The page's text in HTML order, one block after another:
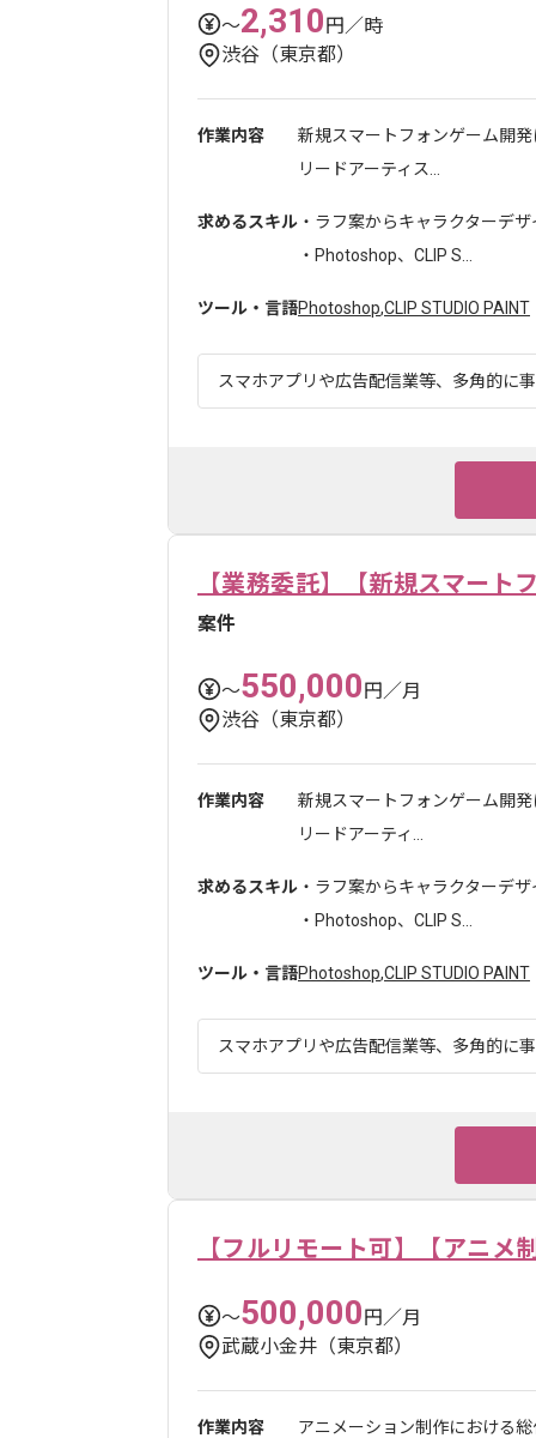
〜2,310円／時
渋谷（東京都）
作業内容
新規スマートフォンゲーム開
リードアーティス...
求めるスキル ・ラフ案からキャラクターデ
・Photoshop、CLIP S...
ツール・言語Photoshop,CLIP STUDIO PAINT
スマホアプリや広告配信業等、多角的に
【業務委託】【新規スマート
案件
〜550,000円／月
渋谷（東京都）
作業内容
新規スマートフォンゲーム開
リードアーティ...
求めるスキル ・ラフ案からキャラクターデ
・Photoshop、CLIP S...
ツール・言語Photoshop,CLIP STUDIO PAINT
スマホアプリや広告配信業等、多角的に
【フルリモート可】【アニメ
〜500,000円／月
武蔵小金井（東京都）
作業内容
アニメーション制作における